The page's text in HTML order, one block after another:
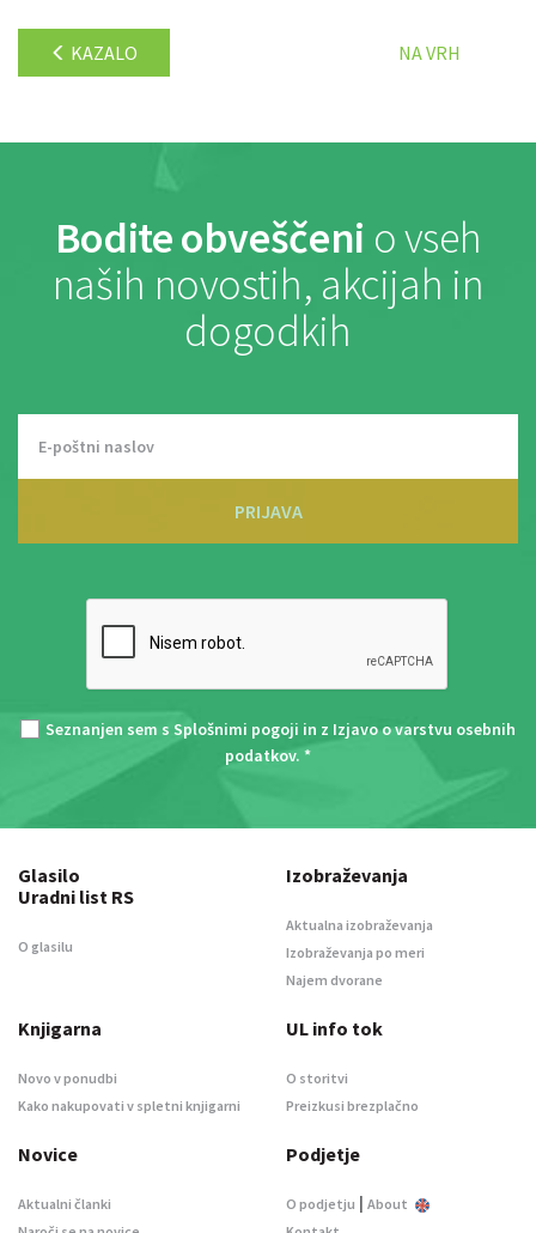
KAZALO NA VRH
Bodite obveščeni o vseh
naših novostih, akcijah in
dogodkih
PRIJAVA
Seznanjen sem s Splošnimi pogoji in z Izjavo o varstvu osebnih
podatkov. *
Glasilo
Uradni list RS
O glasilu
Izobraževanja
Aktualna izobraževanja
Izobraževanja po meri
Najem dvorane
Knjigarna
Novo v ponudbi
Kako nakupovati v spletni knjigarni
UL info tok
O storitvi
Preizkusi brezplačno
Novice
Aktualni članki
Podjetje
O podjetju | About